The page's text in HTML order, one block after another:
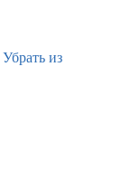
Убрать из